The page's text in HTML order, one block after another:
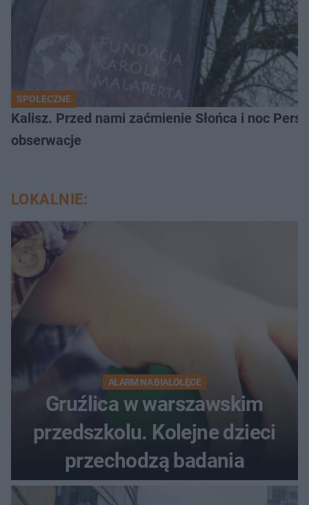
SPOŁECZNE
Kalisz. Przed nami zaćmienie Słońca i noc
obserwacje
LOKALNIE:
ALARM NA BIAŁOŁĘCE
Gruźlica w warszawskim
przedszkolu. Kolejne dzieci
przechodzą badania